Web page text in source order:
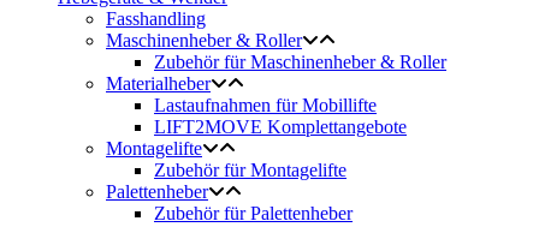
Fasshandling
Maschinenheber & Roller
Zubehör für Maschinenheber & Roller
Materialheber
Lastaufnahmen für Mobillifte
LIFT2MOVE Komplettangebote
Montagelifte
Zubehör für Montagelifte
Palettenheber
Zubehör für Palettenheber